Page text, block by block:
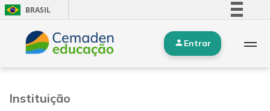
BRASIL
Simplifique!
Comunica BR
Entrar
Instituição